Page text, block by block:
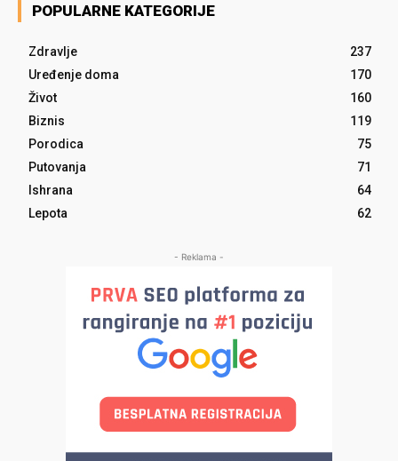
POPULARNE KATEGORIJE
Zdravlje
237
Uređenje doma
170
Život
160
Biznis
119
Porodica
75
Putovanja
71
Ishrana
64
Lepota
62
- Reklama -